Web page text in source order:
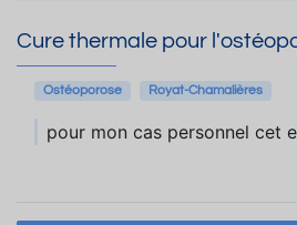
Cure thermale pour
Ostéoporose Royat-Chamalières
pour mon cas personnel cet